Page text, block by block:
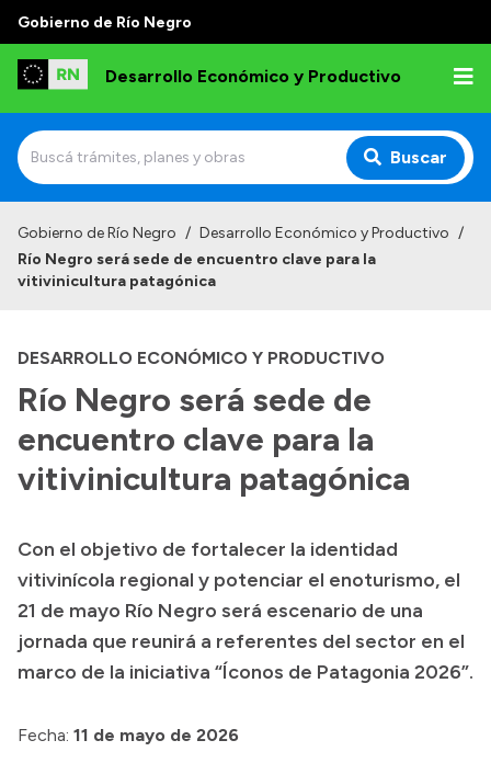
Gobierno de Río Negro
Desarrollo Económico y Productivo
Buscar
Institucional
Autoridades
Delegaciones
Normativa
Presupuesto
Boletín Oficial
Compras y licitaciones
Consulta de expedientes
Convocatorias
Gobierno de Río Negro / Desarrollo Económico y Productivo /
Río Negro será sede de encuentro clave para la
vitivinicultura patagónica
DESARROLLO ECONÓMICO Y PRODUCTIVO
Río Negro será sede de
encuentro clave para la
vitivinicultura patagónica
Con el objetivo de fortalecer la identidad
vitivinícola regional y potenciar el enoturismo, el
21 de mayo Río Negro será escenario de una
jornada que reunirá a referentes del sector en el
marco de la iniciativa “Íconos de Patagonia 2026”.
Fecha: 11 de mayo de 2026